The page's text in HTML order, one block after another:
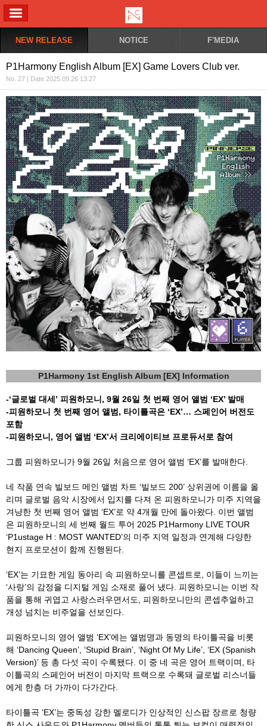
NEW RELEASE NOTICE F'MEDIA
P1Harmony English Album [EX] Game Lovers Club ver.
No. 27 | Date 2025.09.26 13:27
P1Harmony 1st English Album [EX] Information
-‘글로벌 대세 ’ 피원하모니 , 9월 26일 첫 번째 영어 앨범 ‘EX’ 발매
-피원하모니 첫 번째 영어 앨범 , 타이틀곡은 ‘EX’… 스페인어 버전도
포함
-피원하모니 , 영어 앨범 ‘EX’서 크리에이티브 프로듀서로 참여
그룹 피원하모니가 9월 26일 처음으로 영어 앨범 ‘EX’를 발매한다
네 작품 연속 빌보드 메인 앨범 차트 ‘빌보드 200’ 상위권에 이름을 올
리며 글로벌 음악 시장에서 입지를 다져 온 피원하모니가 미주 지역을
겨냥한 첫 번째 영어 앨범 ‘EX’로 약 4개월 만에 돌아왔다 이번 앨범
은 피원하모니의 세 번째 월드 투어 2025 P1Harmony LIVE TOUR
‘P1ustage H : MOST WANTED’의 미주 지역 일정과 연계해 다양한
현지 프로모션이 함께 진행된다
‘EX’는 기묘한 게임 동아리 속 피원하모니를 콘셉트로
이들이 느끼는
‘사랑’의 감정을 디지털 게임 소재로 풀어 냈다 피원하모니는 이번 작
품을 통해 귀엽고 사랑스러우면서도
피원하모니만의 콘셉추얼하고
개성 넘치는 비주얼을 선보인다
피원하모니의 영어 앨범 ‘EX’에는 앨범명과 동명의 타이틀곡을 비롯
해 ‘Dancing Queen’, ‘Stupid Brain’, ‘Night Of My Life’, ‘EX (Spanish
Version)’ 등 총 다섯 곡이 수록됐다 이 중 네 곡은 영어 트랙이며
타
이틀곡의 스페인어 버전이 마지막 트랙으로 수록돼 글로벌 리스너들
에게 한층 더 가까이 다가간다
타이틀곡 ‘EX’는 중독성 강한 멜로디가 인상적인 신스팝 장르로 청량